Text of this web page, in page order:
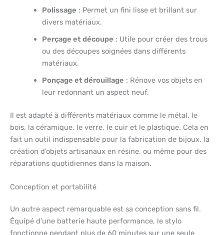
Polissage : Permet un fini lisse et brillant sur
divers matériaux.
Perçage et découpe : Utile pour créer des trous
ou des découpes soignées dans différents
matériaux.
Ponçage et dérouillage : Rénove vos objets en
leur redonnant un aspect neuf.
Il est adapté à différents matériaux comme le métal, le
bois, la céramique, le verre, le cuir et le plastique. Cela en
fait un outil indispensable pour la fabrication de bijoux, la
création d’objets artisanaux en résine, ou même pour des
réparations quotidiennes dans la maison.
Conception et portabilité
Un autre aspect remarquable est sa conception sans fil.
Équipé d’une batterie haute performance, le stylo
fonctionne pendant plus de 60 minutes sur une seule